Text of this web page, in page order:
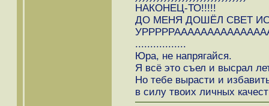
НАКОНЕЦ-ТО!!!!!
ДО МЕНЯ ДОШЁЛ СВЕТ
.................
Юра, не напрягайся.
Я всё это съел и высрал
Но тебе вырасти и
в силу твоих личных